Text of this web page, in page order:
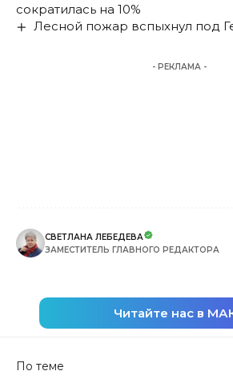
сократилась на 10%
Лесной пожар вспыхнул под
- РЕКЛАМА -
СВЕТЛАНА ЛЕБЕДЕВА
ЗАМЕСТИТЕЛЬ ГЛАВНОГО РЕДАКТОРА
Читайте нас в
По теме